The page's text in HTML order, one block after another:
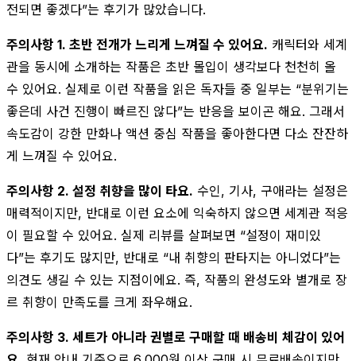
전되면 좋겠다”는 후기가 많았습니다.
주의사항 1. 초반 전개가 느리게 느껴질 수 있어요. 캐릭터와 세계
관을 동시에 소개하는 작품은 초반 몰입이 생각보다 천천히 올
수 있어요. 실제로 이런 작품을 읽은 독자들 중 일부는 “분위기는
좋은데 사건 진행이 빠르진 않다”는 반응을 보이곤 해요. 그래서
속도감이 강한 만화나 액션 중심 작품을 좋아한다면 다소 잔잔하
게 느껴질 수 있어요.
주의사항 2. 설정 취향을 많이 타요. 수인, 기사, 구애라는 설정은
매력적이지만, 반대로 이런 요소에 익숙하지 않으면 세계관 적응
이 필요할 수 있어요. 실제 리뷰를 살펴보면 “설정이 재미있
다”는 후기도 많지만, 반대로 “내 취향의 판타지는 아니었다”는
의견도 생길 수 있는 지점이에요. 즉, 작품의 완성도와 별개로 장
르 취향이 만족도를 크게 좌우해요.
주의사항 3. 세트가 아니라 권별로 구매할 때 배송비 체감이 있어